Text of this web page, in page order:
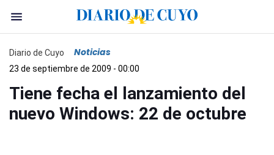
Diario de Cuyo Noticias
23 de septiembre de 2009 - 00:00
Tiene fecha el lanzamiento del
nuevo Windows: 22 de octubre